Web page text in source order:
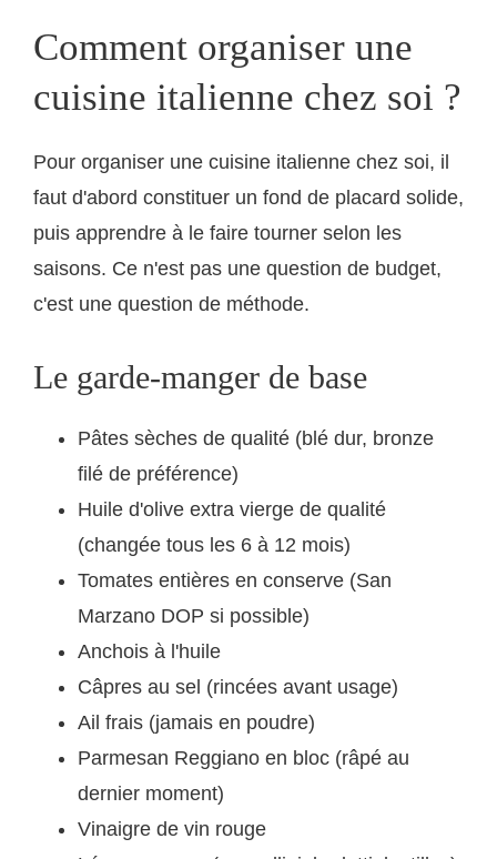
Comment organiser une
cuisine italienne chez soi ?
Pour organiser une cuisine italienne chez soi, il
faut d'abord constituer un fond de placard solide,
puis apprendre à le faire tourner selon les
saisons. Ce n'est pas une question de budget,
c'est une question de méthode.
Le garde-manger de base
Pâtes sèches de qualité (blé dur, bronze
filé de préférence)
Huile d'olive extra vierge de qualité
(changée tous les 6 à 12 mois)
Tomates entières en conserve (San
Marzano DOP si possible)
Anchois à l'huile
Câpres au sel (rincées avant usage)
Ail frais (jamais en poudre)
Parmesan Reggiano en bloc (râpé au
dernier moment)
Vinaigre de vin rouge